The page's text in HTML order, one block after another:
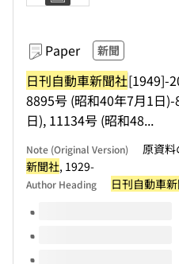
Paper 新聞
日刊自動車新聞社[1949]-
8895号 (昭和40年7月1日
日), 11134号 (昭和48...
Note (Original Version) 原資料
新聞社, 1929-
Author Heading 日刊自動車
Volumes of this title